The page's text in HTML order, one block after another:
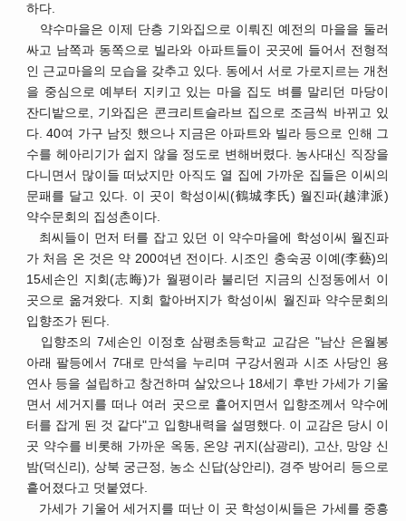
하다.
약수마을은 이제 단층 기와집으로 이뤄진 예전의 마을을 둘러
싸고 남쪽과 동쪽으로 빌라와 아파트들이 곳곳에 들어서 전형적
인 근교마을의 모습을 갖추고 있다. 동에서 서로 가로지르는 개천
을 중심으로 예부터 지키고 있는 마을 집도 벼를 말리던 마당이
잔디밭으로, 기와집은 콘크리트슬라브 집으로 조금씩 바뀌고 있
다. 40여 가구 남짓 했으나 지금은 아파트와 빌라 등으로 인해 그
수를 헤아리기가 쉽지 않을 정도로 변해버렸다. 농사대신 직장을
다니면서 많이들 떠났지만 아직도 열 집에 가까운 집들은 이씨의
문패를 달고 있다. 이 곳이 학성이씨(鶴城李氏) 월진파(越津派)
약수문회의 집성촌이다.
최씨들이 먼저 터를 잡고 있던 이 약수마을에 학성이씨 월진파
가 처음 온 것은 약 200여년 전이다. 시조인 충숙공 이예(李藝)의
15세손인 지회(志晦)가 월평이라 불리던 지금의 신정동에서 이
곳으로 옮겨왔다. 지회 할아버지가 학성이씨 월진파 약수문회의
입향조가 된다.
입향조의 7세손인 이정호 삼평초등학교 교감은 "남산 은월봉
아래 팔등에서 7대로 만석을 누리며 구강서원과 시조 사당인 용
연사 등을 설립하고 창건하며 살았으나 18세기 후반 가세가 기울
면서 세거지를 떠나 여러 곳으로 흩어지면서 입향조께서 약수에
터를 잡게 된 것 같다"고 입향내력을 설명했다. 이 교감은 당시 이
곳 약수를 비롯해 가까운 옥동, 온양 귀지(삼광리), 고산, 망양 신
밤(덕신리), 상북 궁근정, 농소 신답(상안리), 경주 방어리 등으로
흩어졌다고 덧붙였다.
가세가 기울어 세거지를 떠난 이 곳 학성이씨들은 가세를 중흥